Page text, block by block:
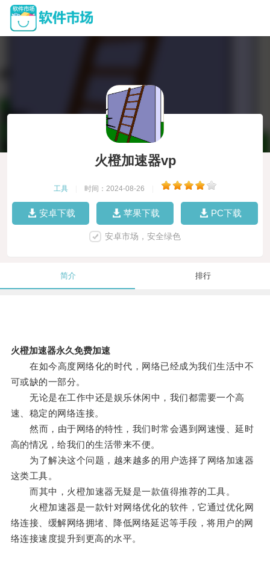
火橙加速器vp
工具 时间：2024-08-26
安卓下载 苹果下载 PC下载
安卓市场，安全绿色
简介 排行
火橙加速器永久免费加速
在如今高度网络化的时代，网络已经成为我们生活中不
可或缺的一部分。
无论是在工作中还是娱乐休闲中，我们都需要一个高
速、稳定的网络连接。
然而，由于网络的特性，我们时常会遇到网速慢、延时
高的情况，给我们的生活带来不便。
为了解决这个问题，越来越多的用户选择了网络加速器
这类工具。
而其中，火橙加速器无疑是一款值得推荐的工具。
火橙加速器是一款针对网络优化的软件，它通过优化网
络连接、缓解网络拥堵、降低网络延迟等手段，将用户的网
络连接速度提升到更高的水平。